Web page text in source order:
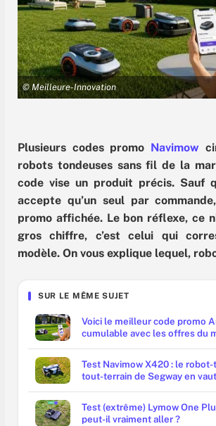
© Meilleure-Innovation
Plusieurs codes promo Navimow
robots tondeuses sans fil de la
code vise un produit précis. Sauf
accepte qu’un seul par
promo affichée. Le bon réflexe, ce
gros chiffre, c’est celui qui
modèle. On vous explique lequel,
SUR LE MÊME SUJET
Voici le meilleur code promo
cumulable avec les offres du
Test Navimow X420 : le
tout-terrain de Segway en
Test (extrême) Lymow One
peut-il vraiment aller ?